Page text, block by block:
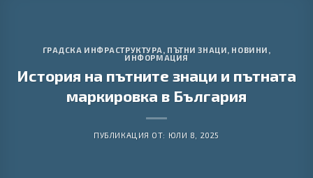
ГРАДСКА ИНФРАСТРУКТУРА, ПЪТНИ ЗНАЦИ, НОВИНИ ,
ИНФОРМАЦИЯ
История на пътните знаци и пътната
маркировка в България
ПУБЛИКАЦИЯ ОТ: ЮЛИ 8, 2025